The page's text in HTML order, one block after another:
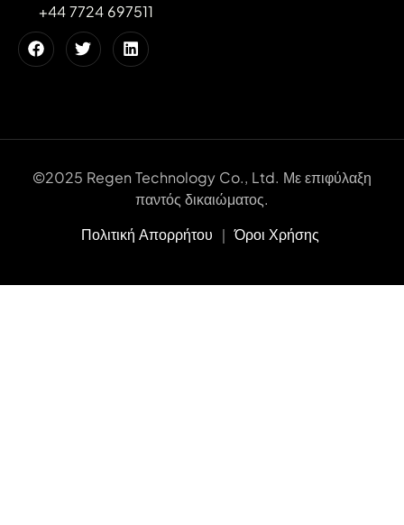
+44 7724 697511
©2025 Regen Technology Co., Ltd. Με επιφύλαξη
παντός δικαιώματος.
Πολιτική Απορρήτου ｜Όροι Χρήσης